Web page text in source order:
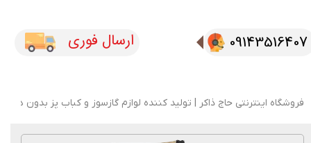
09143516407​​​​​​​ ارسال فوری
فروشگاه اینترنتی حاج ذاکر | تولید کننده لوازم گازسوز و کباب پز بدون دود